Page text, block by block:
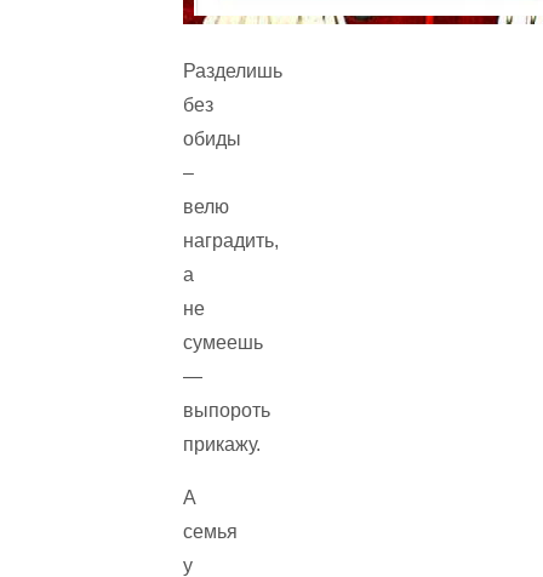
Разделишь
без
обиды
–
велю
наградить,
а
не
сумеешь
—
выпороть
прикажу.
А
семья
у